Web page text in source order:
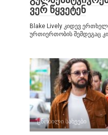
ვერ წყვეტენ
Blake Lively კიდევ
ურთიერთობის შემდეგაც
ცნობილი სახეები